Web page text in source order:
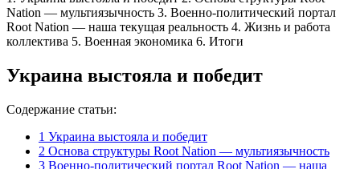
Nation — мультиязычность 3. Военно-политический портал
Root Nation — наша текущая реальность 4. Жизнь и работа
коллектива 5. Военная экономика 6. Итоги
Украина выстояла и победит
Содержание статьи:
1 Украина выстояла и победит
2 Основа структуры Root Nation — мультиязычность
3 Военно-политический портал Root Nation — наша